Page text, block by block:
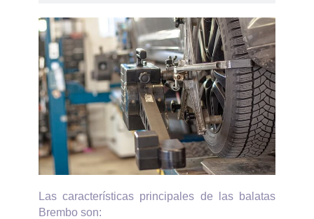
Las características principales de las balatas
Brembo son: